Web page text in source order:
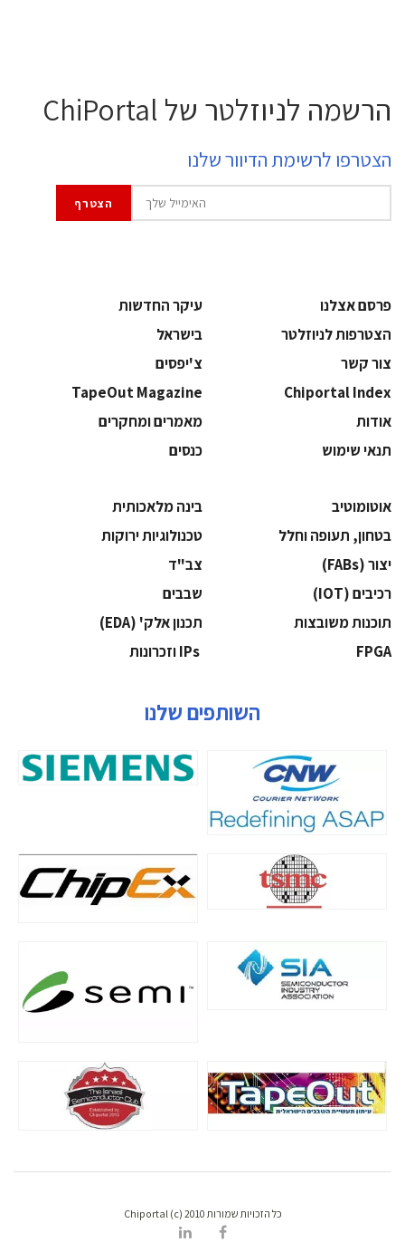
הרשמה לניוזלטר של ChiPortal
הצטרפו לרשימת הדיוור שלנו
פרסם אצלנו
עיקר החדשות
הצטרפות לניוזלטר
בישראל
צור קשר
צ'יפסים
Chiportal Index
TapeOut Magazine
אודות
מאמרים ומחקרים
תנאי שימוש
כנסים
אוטומוטיב
בינה מלאכותית
בטחון, תעופה וחלל
‫טכנולוגיות ירוקות‬
‫יצור (‪(FABs‬‬
‫צב"ד‬
‫רכיבים‬ (IOT)
‫שבבים‬
‫תוכנות משובצות‬
‫תכנון אלק' (‪(EDA‬‬
‫‪FPGA‬‬
השותפים שלנו
כל הזכויות שמורות Chiportal (c) 2010